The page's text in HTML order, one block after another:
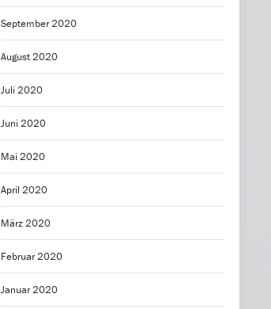
September 2020
August 2020
Juli 2020
Juni 2020
Mai 2020
April 2020
März 2020
Februar 2020
Januar 2020